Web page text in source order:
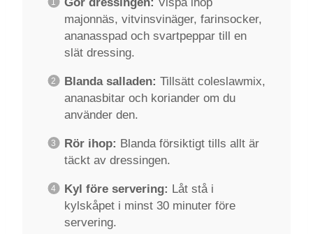
majonnäs, vitvinsvinäger, farinsocker,
ananasspad och svartpeppar till en
slät dressing.
Blanda salladen: Tillsätt coleslawmix,
ananasbitar och koriander om du
använder den.
Rör ihop: Blanda försiktigt tills allt är
täckt av dressingen.
Kyl före servering: Låt stå i
kylskåpet i minst 30 minuter före
servering.